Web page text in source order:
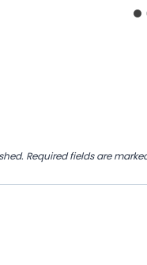
Required fields are